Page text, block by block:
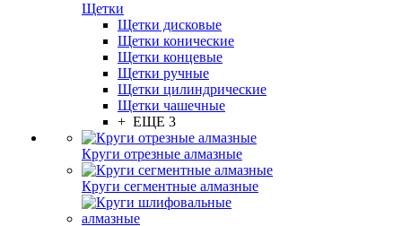
Щетки
Щетки дисковые
Щетки конические
Щетки концевые
Щетки ручные
Щетки цилиндрические
Щетки чашечные
+ ЕЩЕ 3
Круги отрезные алмазные
Круги сегментные алмазные